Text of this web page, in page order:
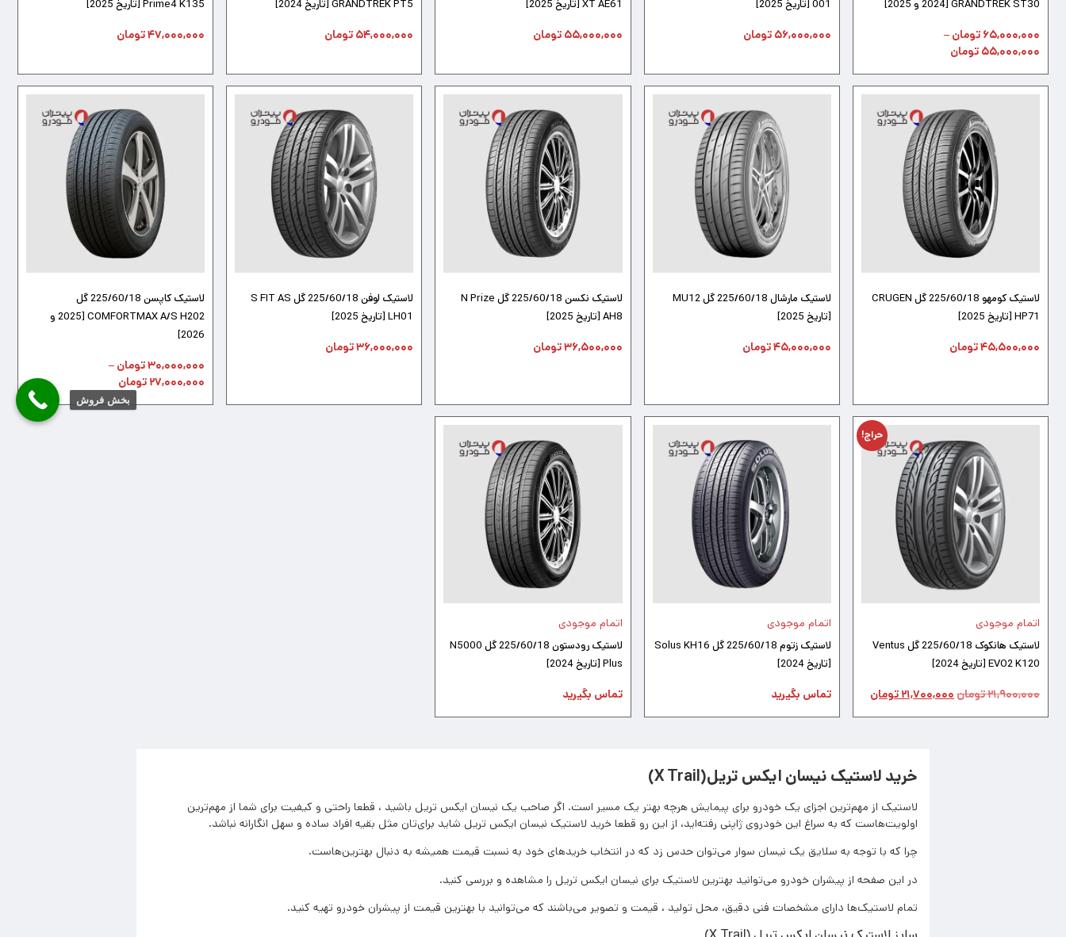
GRANDTREK ST30 [2024 و 2025]
۶۵,۰۰۰,۰۰۰ تومان –
۵۵,۰۰۰,۰۰۰ تومان
001 [تاریخ 2025]
۵۶,۰۰۰,۰۰۰ تومان
XT AE61 [تاریخ 2025]
۵۵,۰۰۰,۰۰۰ تومان
GRANDTREK PT5 [تاریخ 2024]
۵۴,۰۰۰,۰۰۰ تومان
Prime4 K135 [تاریخ 2025]
۴۷,۰۰۰,۰۰۰تومان
لاستیک کومهو 225/60/18 گل CRUGEN
HP71 [تاریخ 2025]
۴۵,۵۰۰,۰۰۰تومان
لاستیک مارشال 225/60/18 گل MU12
[تاریخ 2025]
۴۵,۰۰۰,۰۰۰تومان
لاستیک نکسن 225/60/18 گل N Prize
AH8 [تاریخ 2025]
۳۶,۵۰۰,۰۰۰تومان
لاستیک لوفن 225/60/18 گل S FIT AS
LH01 [تاریخ 2025]
۳۶,۰۰۰,۰۰۰تومان
لاستیک کاپسن 225/60/18 گل
COMFORTMAX A/S H202 [2025 و
2026]
۳۰,۰۰۰,۰۰۰تومان –
۲۷,۰۰۰,۰۰۰ تومان
حراج!
اتمام موجودی
لاستیک هانکوک 225/60/18 گل Ventus
EVO2 K120 [تاریخ 2024]
۲۱,۹۰۰,۰۰۰تومان ۲۱,۷۰۰,۰۰۰ تومان
اتمام موجودی
لاستیک زتوم 225/60/18 گل Solus KH16
[تاریخ 2024]
تماس بگیرید
اتمام موجودی
لاستیک رودستون 225/60/18 گل N5000
Plus [تاریخ 2024]
تماس بگیرید
خرید لاستیک نیسان ایکس تریل(X Trail)
لاستیک از مهم‌ترین اجزای یک خودرو برای پیمایش هرچه بهتر یک مسیر است. اگر صاحب یک نیسان ایکس تریل باشید ، قطعا راحتی و کیفیت برای شما از مهم‌ترین
اولویت‌هاست که به سراغ این خودروی ژاپنی رفته‌اید، از این رو قطعا خرید لاستیک نیسان ایکس تریل شاید برای‌تان مثل بقیه افراد ساده و سهل انگارانه نباشد.
چرا که با توجه به سلایق یک نیسان سوار می‌توان حدس زد که در انتخاب خرید‌های خود به نسبت قیمت همیشه به دنبال بهترین‌هاست.
در این صفحه از پیشران خودرو می‌توانید بهترین لاستیک برای نیسان ایکس تریل را مشاهده و بررسی کنید.
تمام لاستیک‌ها دارای مشخصات فنی دقیق، محل تولید ، قیمت و تصویر می‌باشند که می‌توانید با بهترین قیمت از پیشران خودرو تهیه کنید.
بخش فروش